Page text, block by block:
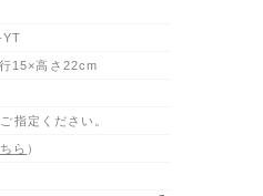
15×高さ22cm
指定ください。
ら ）